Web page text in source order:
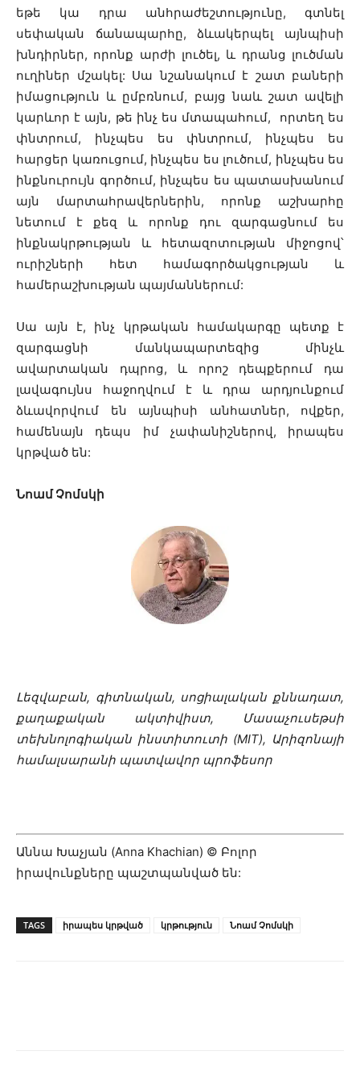
եթե կա դրա անհրաժեշտությունը, գտնել
սեփական ճանապարհը, ձևակերպել այնպիսի
խնդիրներ, որոնք արժի լուծել, և դրանց լուծման
ուղիներ մշակել: Սա նշանակում է շատ բաների
իմացություն և ըմբռնում, բայց նաև շատ ավելի
կարևոր է այն, թե ինչ ես մտապահում, որտեղ ես
փնտրում, ինչպես ես փնտրում, ինչպես ես
հարցեր կառուցում, ինչպես ես լուծում, ինչպես ես
ինքնուրույն գործում, ինչպես ես պատասխանում
այն մարտահրավերներին, որոնք աշխարհը
նետում է քեզ և որոնք դու զարգացնում ես
ինքնակրթության և հետազոտության միջոցով՝
ուրիշների հետ համագործակցության և
համերաշխության պայմաններում:
Սա այն է, ինչ կրթական համակարգը պետք է
զարգացնի մանկապարտեզից մինչև
ավարտական ​​դպրոց, և որոշ դեպքերում դա
լավագույնս հաջողվում է և դրա արդյունքում
ձևավորվում են այնպիսի անհատներ, ովքեր,
համենայն դեպս իմ չափանիշներով, իրապես
կրթված են:
Նոամ Չոմսկի
Լեզվաբան, գիտնական, սոցիալական քննադատ,
քաղաքական ակտիվիստ, Մասաչուսեթսի
տեխնոլոգիական ինստիտուտի (MIT), Արիզոնայի
համալսարանի պատվավոր պրոֆեսոր
Աննա Խաչյան (Anna Khachian) © Բոլոր
իրավունքները պաշտպանված են:
TAGS իրապես կրթված կրթություն Նոամ Չոմսկի